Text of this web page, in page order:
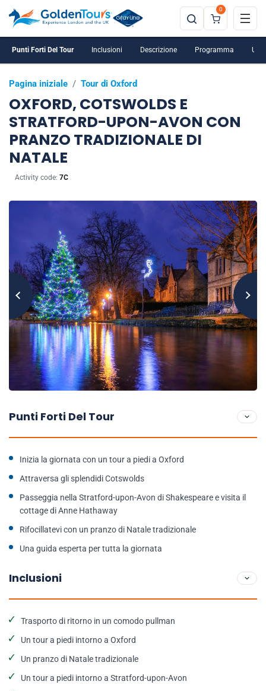
0
Pagina iniziale / Tour di Oxford
OXFORD, COTSWOLDS E
STRATFORD-UPON-AVON CON
PRANZO TRADIZIONALE DI
NATALE
Activity code: 7C
Punti Forti Del Tour Inclusioni Descrizione Programma
Punti Forti Del Tour
Inizia la giornata con un tour a piedi a Oxford
Attraversa gli splendidi Cotswolds
Passeggia nella Stratford-upon-Avon di Shakespeare e visita il
cottage di Anne Hathaway
Rifocillatevi con un pranzo di Natale tradizionale
Una guida esperta per tutta la giornata
Inclusioni
Trasporto di ritorno in un comodo pullman
Un tour a piedi intorno a Oxford
Un pranzo di Natale tradizionale
Un tour a piedi intorno a Stratford-upon-Avon